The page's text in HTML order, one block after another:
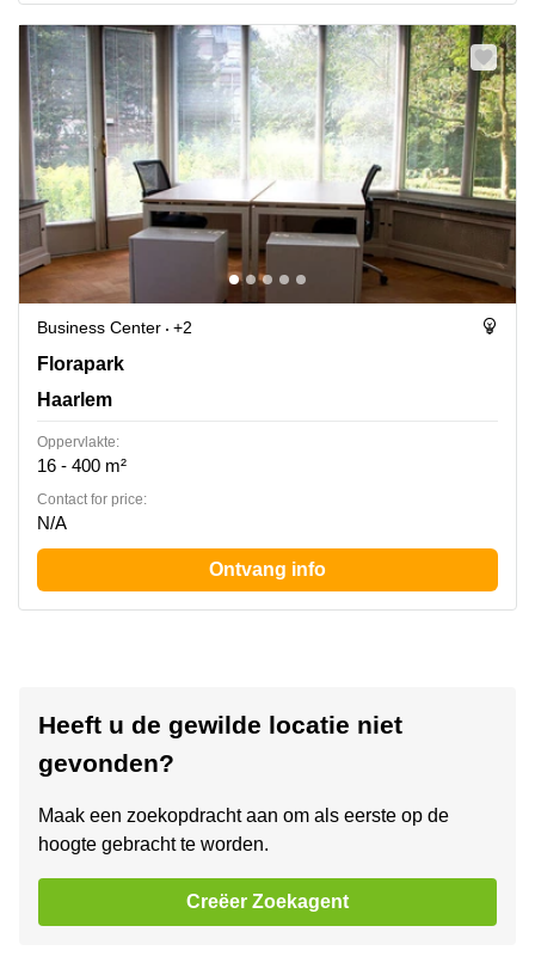
Business Center
+2
Florapark 3, Haarlem
Florapark
Haarlem
Oppervlakte:
16 - 400 m²
Contact for price:
N/A
Ontvang info
Heeft u de gewilde locatie niet
gevonden?
Maak een zoekopdracht aan om als eerste op de
hoogte gebracht te worden.
Creëer Zoekagent